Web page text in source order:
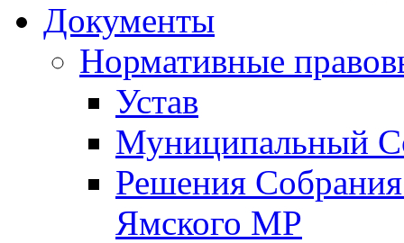
Документы
Нормативные
Устав
Муниципальный
Решения
Ямского МР